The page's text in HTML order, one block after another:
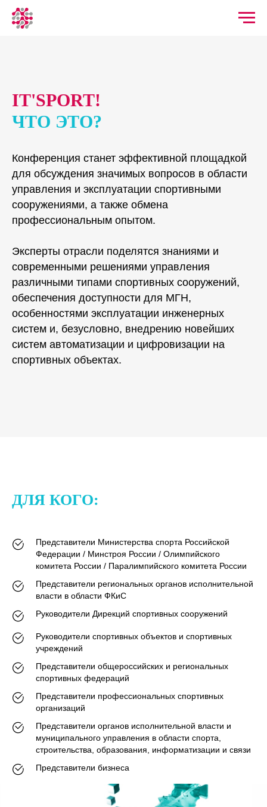
IT'SPORT!
ЧТО ЭТО?
Конференция станет эффективной площадкой
для обсуждения значимых вопросов в области
управления и эксплуатации спортивными
сооружениями, а также обмена
профессиональным опытом.
Эксперты отрасли поделятся знаниями и
современными решениями управления
различными типами спортивных сооружений,
обеспечения доступности для МГН,
особенностями эксплуатации инженерных
систем и, безусловно, внедрению новейших
систем автоматизации и цифровизации на
спортивных объектах.
ДЛЯ КОГО:
Представители Министерства спорта Российской
Федерации / Минстроя России / Олимпийского
комитета России / Паралимпийского комитета России
Представители региональных органов исполнительной
власти в области ФКиС
Руководители Дирекций спортивных сооружений
Руководители спортивных объектов и спортивных
учреждений
Представители общероссийских и региональных
спортивных федераций
Представители профессиональных спортивных
организаций
Представители органов исполнительной власти и
муниципального управления в области спорта,
строительства, образования, информатизации и связи
Представители бизнеса